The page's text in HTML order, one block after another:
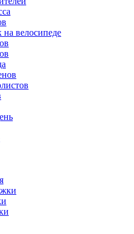
на велосипеде